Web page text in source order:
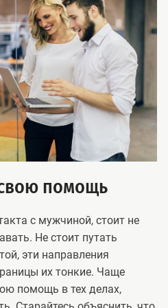
помощь
с мужчиной, стоит не
Не стоит путать
эти направления
их тонкие. Чаще
помощь в тех делах,